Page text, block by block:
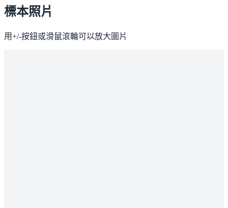
標本照片
用+/-按鈕或滑鼠滾輪可以放大圖片